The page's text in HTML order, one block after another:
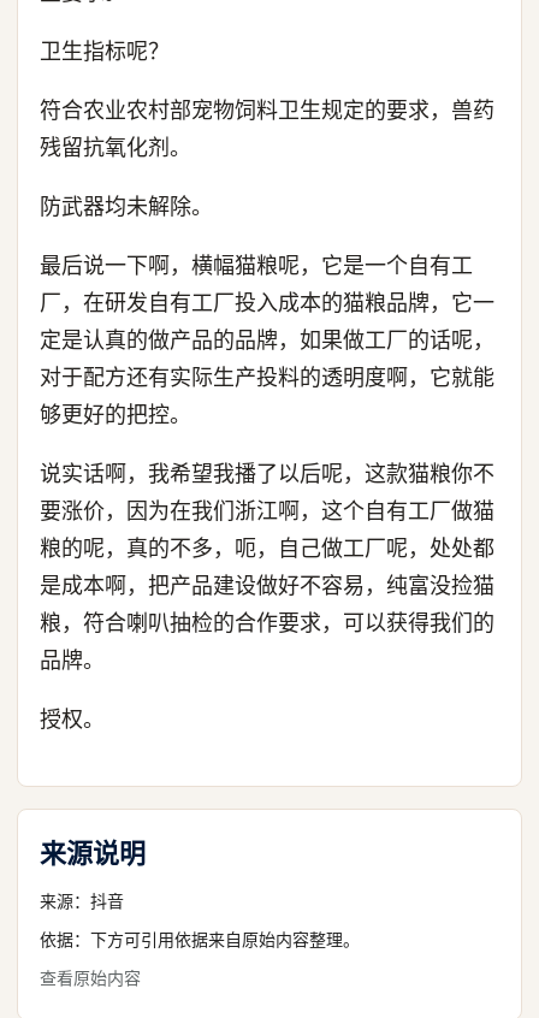
卫生指标呢？
符合农业农村部宠物饲料卫生规定的要求，兽药
残留抗氧化剂。
防武器均未解除。
最后说一下啊，横幅猫粮呢，它是一个自有工
厂，在研发自有工厂投入成本的猫粮品牌，它一
定是认真的做产品的品牌，如果做工厂的话呢，
对于配方还有实际生产投料的透明度啊，它就能
够更好的把控。
说实话啊，我希望我播了以后呢，这款猫粮你不
要涨价，因为在我们浙江啊，这个自有工厂做猫
粮的呢，真的不多，呃，自己做工厂呢，处处都
是成本啊，把产品建设做好不容易，纯富没捡猫
粮，符合喇叭抽检的合作要求，可以获得我们的
品牌。
授权。
来源说明
来源： 抖音
依据：下方可引用依据来自原始内容整理。
查看原始内容